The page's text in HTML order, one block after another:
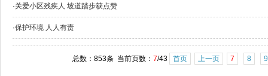
·关爱小区残疾人 坡道踏步获点赞
·保护环境 人人有责
总数：853条 当前页数： 7/43 首页 上一页 7 8 9